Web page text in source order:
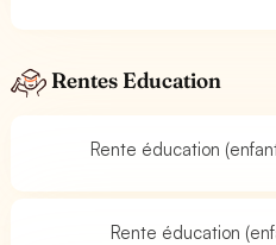
Rentes Education
Rente éducation
Rente éducation